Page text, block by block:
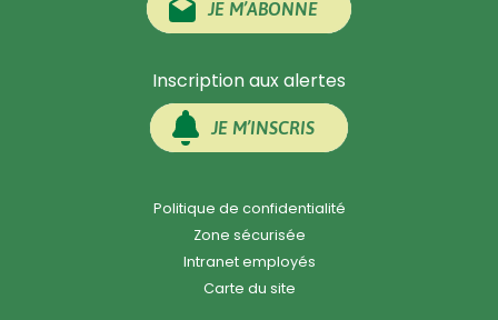
JE M’ABONNE
Inscription aux alertes
JE M’INSCRIS
Politique de confidentialité
Zone sécurisée
Intranet employés
Carte du site